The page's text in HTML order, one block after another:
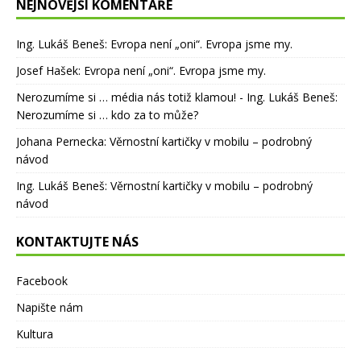
NEJNOVĚJŠÍ KOMENTÁŘE
Ing. Lukáš Beneš: Evropa není „oni“. Evropa jsme my.
Josef Hašek: Evropa není „oni“. Evropa jsme my.
Nerozumíme si … média nás totiž klamou! - Ing. Lukáš Beneš:
Nerozumíme si … kdo za to může?
Johana Pernecka: Věrnostní kartičky v mobilu – podrobný
návod
Ing. Lukáš Beneš: Věrnostní kartičky v mobilu – podrobný
návod
KONTAKTUJTE NÁS
Facebook
Napište nám
Kultura